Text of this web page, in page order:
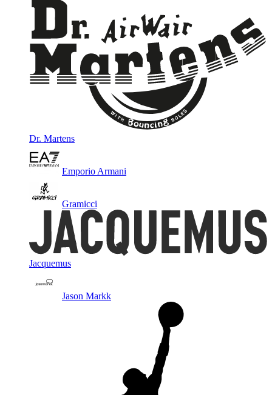
Dr. Martens
Emporio Armani
Gramicci
Jacquemus
Jason Markk